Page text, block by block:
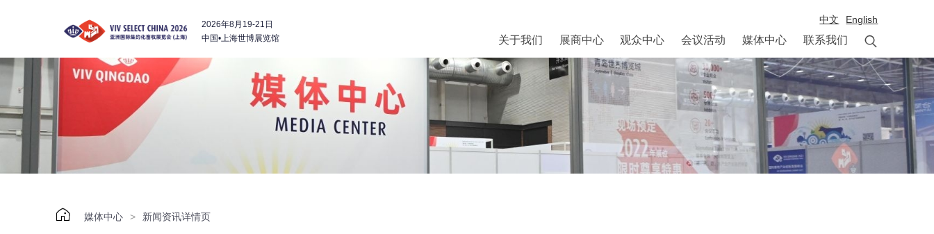
2026年8月19-21日
中国•上海世博展览馆
中文 English
关于我们 展商中心 观众中心 会议活动 媒体中心 联系我们 
 媒体中心 > 新闻资讯详情页